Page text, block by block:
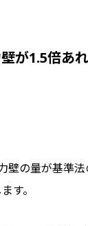
が1.5倍あ
壁の量が基準
す。